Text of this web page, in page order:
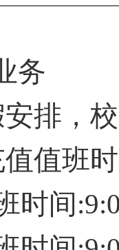
务
排，
值值班
时间